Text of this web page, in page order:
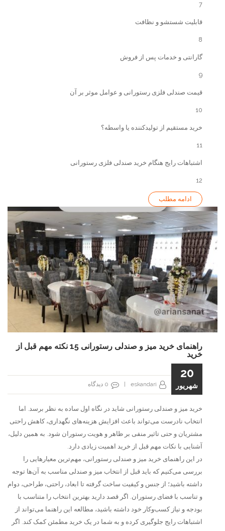
7
قابلیت شستشو و نظافت
8
گارانتی و خدمات پس از فروش
9
قیمت صندلی فلزی رستورانی و عوامل موثر بر آن
10
خرید مستقیم از تولیدکننده یا واسطه؟
11
اشتباهات رایج هنگام خرید صندلی فلزی رستورانی
12
ادامه مطلب
راهنمای خرید میز و صندلی رستورانی 15 نکته مهم قبل از
خرید
20
شهریور eskandari
0 دیدگاه
خرید میز و صندلی رستورانی شاید در نگاه اول ساده به نظر برسد. اما
انتخاب نادرست می‌تواند باعث افزایش هزینه‌های نگهداری، کاهش راحتی
مشتریان و حتی تاثیر منفی بر ظاهر و هویت رستوران شود. به همین دلیل،
آشنایی با نکات مهم قبل از خرید اهمیت زیادی دارد.
در این راهنمای خرید میز و صندلی رستورانی، مهم‌ترین معیارهایی را
بررسی می‌کنیم که باید قبل از انتخاب میز و صندلی مناسب به آن‌ها توجه
داشته باشید؛ از جنس و کیفیت ساخت گرفته تا ابعاد، راحتی، طراحی، دوام
و تناسب با فضای رستوران. اگر قصد دارید بهترین انتخاب را متناسب با
بودجه و نیاز کسب‌و‌کار خود داشته باشید، مطالعه این راهنما می‌تواند از
اشتباهات رایج جلوگیری کرده و به شما در یک خرید مطمئن کمک کند. اگر